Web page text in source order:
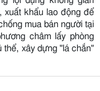
xuất khẩu lao động để
mua bán người tại
châm lấy phòng
thể, xây dựng "lá chắn"